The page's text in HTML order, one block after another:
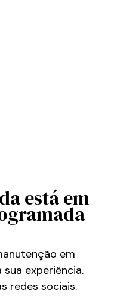
está em
em
experiência.
redes sociais.